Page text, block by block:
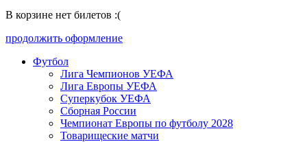
В корзине нет билетов :(
продолжить оформление
Футбол
Лига Чемпионов УЕФА
Лига Европы УЕФА
Суперкубок УЕФА
Сборная России
Чемпионат Европы по футболу 2028
Товарищеские матчи